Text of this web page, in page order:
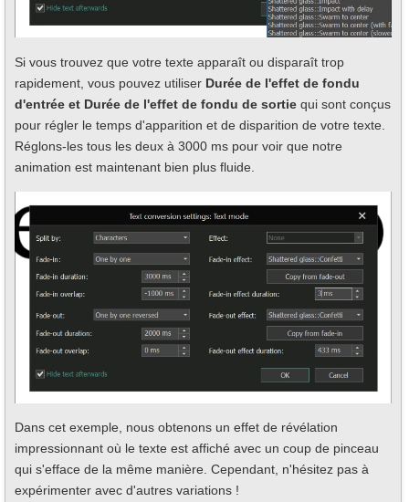
Si vous trouvez que votre texte apparaît ou disparaît trop
rapidement, vous pouvez utiliser Durée de l'effet de fondu
d'entrée et Durée de l'effet de fondu de sortie qui sont conçus
pour régler le temps d'apparition et de disparition de votre texte.
Réglons-les tous les deux à 3000 ms pour voir que notre
animation est maintenant bien plus fluide.
Dans cet exemple, nous obtenons un effet de révélation
impressionnant où le texte est affiché avec un coup de pinceau
qui s'efface de la même manière. Cependant, n'hésitez pas à
expérimenter avec d'autres variations !